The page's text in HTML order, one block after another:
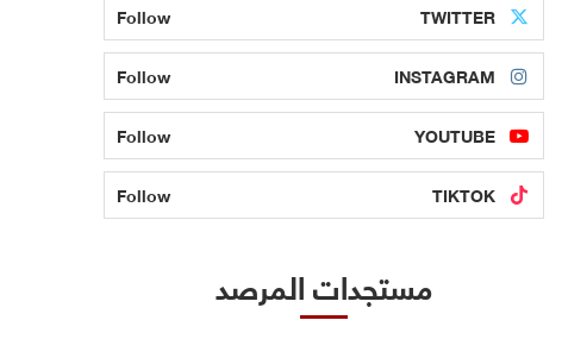
TWITTER
Follow
INSTAGRAM
Follow
YOUTUBE
Follow
TIKTOK
Follow
مستجدات المرصد